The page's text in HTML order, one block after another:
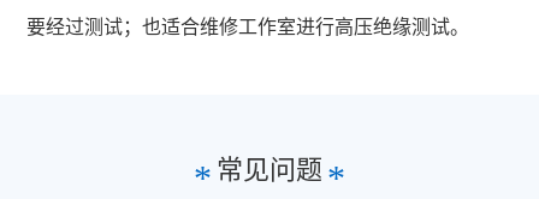
要经过测试；也适合维修工作室进行高压绝缘测试。
* 常见问题 *